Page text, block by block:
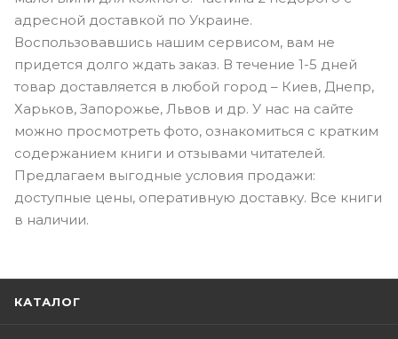
адресной доставкой по Украине.
Воспользовавшись нашим сервисом, вам не
придется долго ждать заказ. В течение 1-5 дней
товар доставляется в любой город – Киев, Днепр,
Харьков, Запорожье, Львов и др. У нас на сайте
можно просмотреть фото, ознакомиться с кратким
содержанием книги и отзывами читателей.
Предлагаем выгодные условия продажи:
доступные цены, оперативную доставку. Все книги
в наличии.
КАТАЛОГ